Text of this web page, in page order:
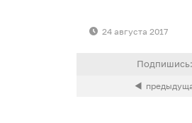
24 августа 2017